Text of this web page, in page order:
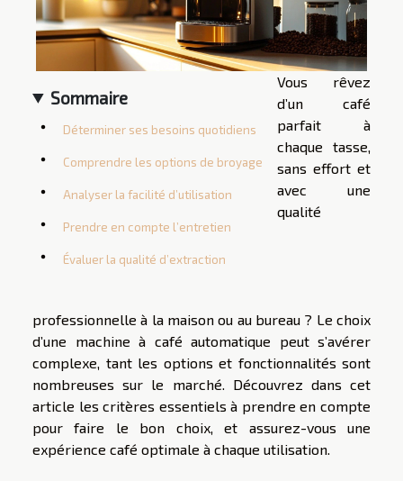
Sommaire
Déterminer ses besoins quotidiens
Comprendre les options de broyage
Analyser la facilité d’utilisation
Prendre en compte l’entretien
Évaluer la qualité d’extraction
Vous rêvez
d’un café
parfait à
chaque tasse,
sans effort et
avec une
qualité
professionnelle à la maison ou au bureau ? Le choix
d’une machine à café automatique peut s’avérer
complexe, tant les options et fonctionnalités sont
nombreuses sur le marché. Découvrez dans cet
article les critères essentiels à prendre en compte
pour faire le bon choix, et assurez-vous une
expérience café optimale à chaque utilisation.